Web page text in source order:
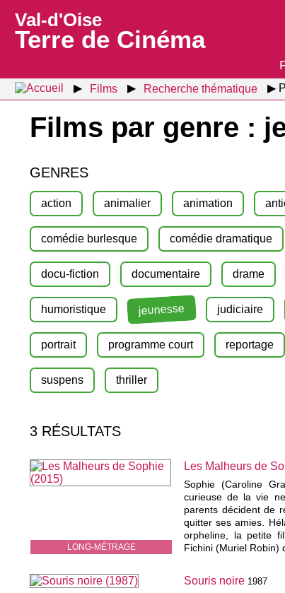
Val-d'Oise
Terre de Cinéma
Films Recherche thématique
Films par genre :
GENRES
action animalier animation
comédie burlesque comédie dramatique
docu-fiction documentaire drame
humoristique jeunesse judiciaire
portrait programme court reportage
suspens thriller
3 RÉSULTATS
LONG-MÉTRAGE
Les Malheurs de
Sophie (Caroline
curieuse de la vie
parents décident de
quitter ses amies.
orpheline, la petite
Fichini (Muriel Robin)
Souris noire 1987